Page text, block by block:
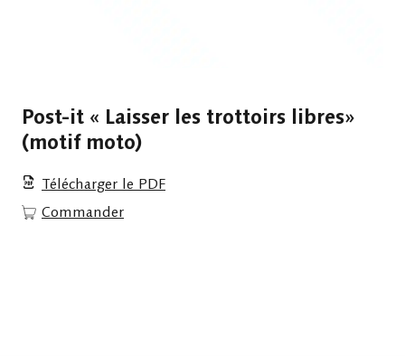
Post-it « Laisser les trottoirs libres»
(motif moto)
Télécharger le PDF
Commander